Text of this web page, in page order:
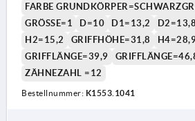
FARBE
GRÖSSE=1
D=10 D1=13,2 D2=13,8
H2=15,2
GRIFFHÖHE=31,8
GRIFFLÄNGE=39,9
ZÄHNEZAHL =12
Bestellnummer: K1553.1041